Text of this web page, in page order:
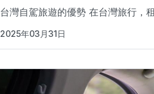
台灣自駕旅遊的優勢 在台灣旅行，
2025年03月31日